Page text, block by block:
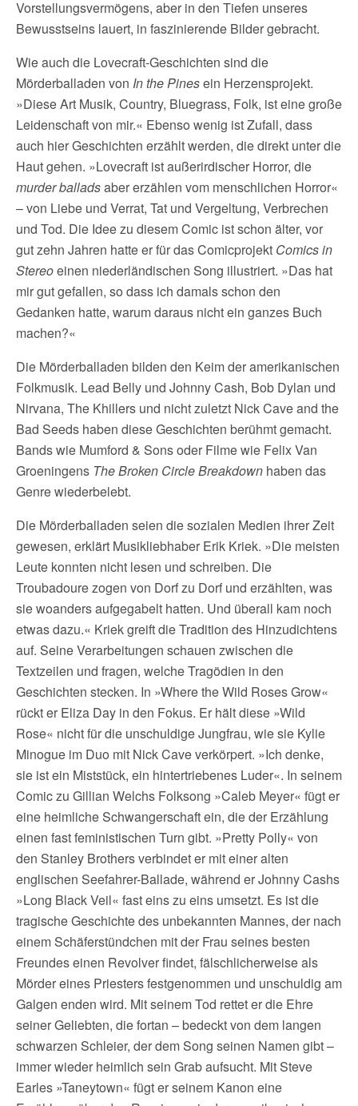
Vorstellungsvermögens, aber in den Tiefen unseres
Bewusstseins lauert, in faszinierende Bilder gebracht.
Wie auch die Lovecraft-Geschichten sind die
Mörderballaden von In the Pinesein Herzensprojekt.
»Diese Art Musik, Country, Bluegrass, Folk, ist eine große
Leidenschaft von mir.« Ebenso wenig ist Zufall, dass
auch hier Geschichten erzählt werden, die direkt unter die
Haut gehen. »Lovecraft ist außerirdischer Horror, die
murder balladsaber erzählen vom menschlichen Horror«
– von Liebe und Verrat, Tat und Vergeltung, Verbrechen
und Tod. Die Idee zu diesem Comic ist schon älter, vor
gut zehn Jahren hatte er für das Comicprojekt Comics in
Stereoeinen niederländischen Song illustriert. »Das hat
mir gut gefallen, so dass ich damals schon den
Gedanken hatte, warum daraus nicht ein ganzes Buch
machen?«
Die Mörderballaden bilden den Keim der amerikanischen
Folkmusik. Lead Belly und Johnny Cash, Bob Dylan und
Nirvana, The Khillers und nicht zuletzt Nick Cave and the
Bad Seeds haben diese Geschichten berühmt gemacht.
Bands wie Mumford & Sons oder Filme wie Felix Van
Groeningens The Broken Circle Breakdown haben das
Genre wiederbelebt.
Die Mörderballaden seien die sozialen Medien ihrer Zeit
gewesen, erklärt Musikliebhaber Erik Kriek. »Die meisten
Leute konnten nicht lesen und schreiben. Die
Troubadoure zogen von Dorf zu Dorf und erzählten, was
sie woanders aufgegabelt hatten. Und überall kam noch
etwas dazu.« Kriek greift die Tradition des Hinzudichtens
auf. Seine Verarbeitungen schauen zwischen die
Textzeilen und fragen, welche Tragödien in den
Geschichten stecken. In »Where the Wild Roses Grow«
rückt er Eliza Day in den Fokus. Er hält diese »Wild
Rose« nicht für die unschuldige Jungfrau, wie sie Kylie
Minogue im Duo mit Nick Cave verkörpert. »Ich denke,
sie ist ein Miststück, ein hintertriebenes Luder«. In seinem
Comic zu Gillian Welchs Folksong »Caleb Meyer« fügt er
eine heimliche Schwangerschaft ein, die der Erzählung
einen fast feministischen Turn gibt. »Pretty Polly« von
den Stanley Brothers verbindet er mit einer alten
englischen Seefahrer-Ballade, während er Johnny Cashs
»Long Black Veil« fast eins zu eins umsetzt. Es ist die
tragische Geschichte des unbekannten Mannes, der nach
einem Schäferstündchen mit der Frau seines besten
Freundes einen Revolver findet, fälschlicherweise als
Mörder eines Priesters festgenommen und unschuldig am
Galgen enden wird. Mit seinem Tod rettet er die Ehre
seiner Geliebten, die fortan – bedeckt von dem langen
schwarzen Schleier, der dem Song seinen Namen gibt –
immer wieder heimlich sein Grab aufsucht. Mit Steve
Earles »Taneytown« fügt er seinem Kanon eine